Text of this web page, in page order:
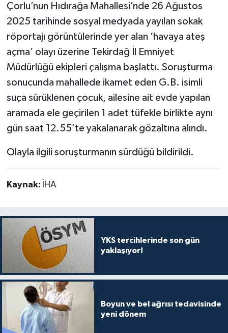
Çorlu’nun Hıdırağa Mahallesi’nde 26 Ağustos
2025 tarihinde sosyal medyada yayılan sokak
röportajı görüntülerinde yer alan ’havaya ateş
açma’ olayı üzerine Tekirdağ İl Emniyet
Müdürlüğü ekipleri çalışma başlattı. Soruşturma
sonucunda mahallede ikamet eden G.B. isimli
suça sürüklenen çocuk, ailesine ait evde yapılan
aramada ele geçirilen 1 adet tüfekle birlikte aynı
gün saat 12.55’te yakalanarak gözaltına alındı.
Olayla ilgili soruşturmanın sürdüğü bildirildi.
Kaynak: İHA
YKS tercihlerinde son gün
yaklaşıyor!
Boyun ve bel ağrısı tedavisinde
yeni dönem